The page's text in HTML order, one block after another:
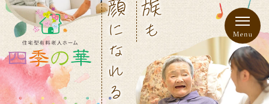
も
になれる